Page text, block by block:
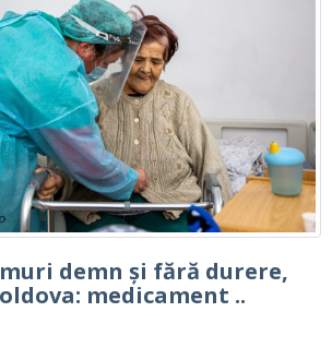
demn și fără durere,
medicament ..